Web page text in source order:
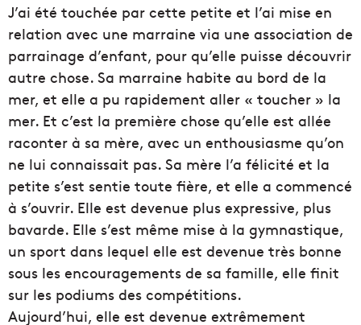
J’ai été touchée par cette petite et l’ai mise en
relation avec une marraine via une association de
parrainage d’enfant, pour qu’elle puisse découvrir
autre chose. Sa marraine habite au bord de la
mer, et elle a pu rapidement aller « toucher » la
mer. Et c’est la première chose qu’elle est allée
raconter à sa mère, avec un enthousiasme qu’on
ne lui connaissait pas. Sa mère l’a félicité et la
petite s’est sentie toute fière, et elle a commencé
à s’ouvrir. Elle est devenue plus expressive, plus
bavarde. Elle s’est même mise à la gymnastique,
un sport dans lequel elle est devenue très bonne
sous les encouragements de sa famille, elle finit
sur les podiums des compétitions.
Aujourd’hui, elle est devenue extrêmement